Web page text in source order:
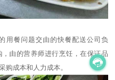
用餐问题交由的快餐配送公司负
由的营养师进行烹饪，在保证品
购成本和人力成本。